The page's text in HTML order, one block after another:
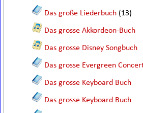
Das große Liederbuch (13)
Das grosse Akkordeon-Buch
Das grosse Disney Songbuch
Das grosse Evergreen
Das grosse Keyboard Buch
Das grosse Keyboard Buch